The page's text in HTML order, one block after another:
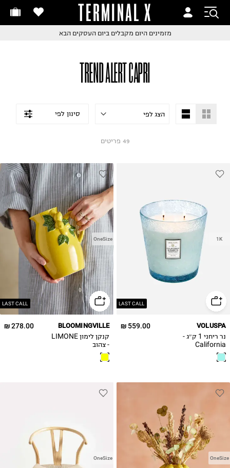
TERMINAL X
החלפות והחזרות בקליקעם שליח עד הבית!
TREND ALERT CAPRI
סינון לפי
49 פריטים
LAST CALL
1K
559.00 ₪ VOLUSPA
נר ריחני 1 ק״ג -
California
Summers
LAST CALL
OneSize
278.00 ₪ BLOOMINGVILLE
קנקן לימון LIMONE
- צהוב
OneSize
OneSize